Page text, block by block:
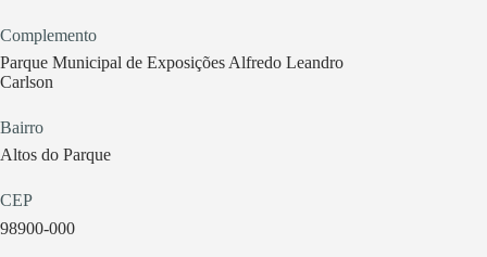
Complemento
Parque Municipal de Exposições Alfredo Leandro
Carlson
Bairro
Altos do Parque
CEP
98900-000